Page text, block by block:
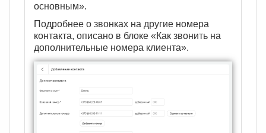
основным».
Подробнее о звонках на другие номера
контакта, описано в блоке «Как звонить на
дополнительные номера клиента».